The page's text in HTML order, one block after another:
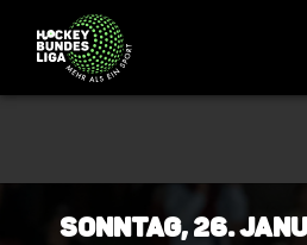
Sonntag, 26.